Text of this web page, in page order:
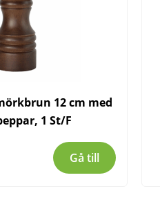
12 cm med
1 St/F
Gå till